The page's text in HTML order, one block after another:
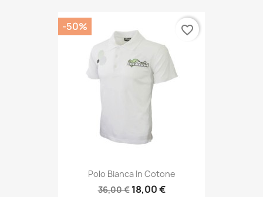
Polo Bianca In Cotone
36,00 € 18,00 €
-50% favorite_border